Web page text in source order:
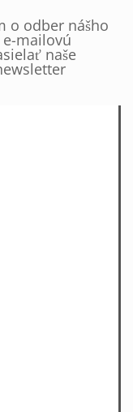
o odber nášho
mailovú
naše